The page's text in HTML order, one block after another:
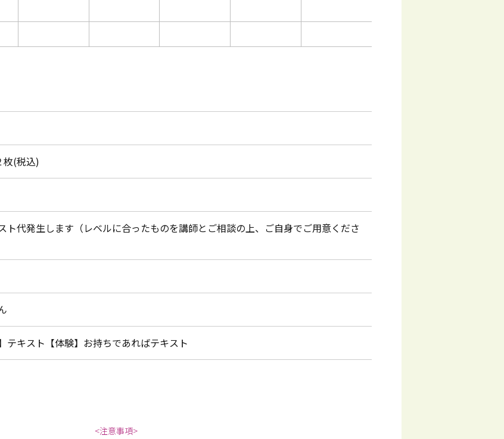
枚(税込)
ト代発生します（レベルに合ったものを講師とご相談の上、ご自身でご用意くださ
テキスト【体験】お持ちであればテキスト
<注意事項>